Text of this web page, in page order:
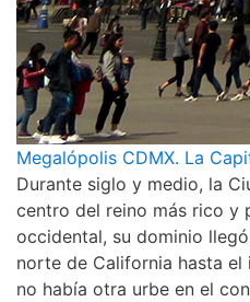
Megalópolis CDMX. La
Durante siglo y medio, la
centro del reino más rico y
occidental, su dominio
norte de California hasta
no había otra urbe en el